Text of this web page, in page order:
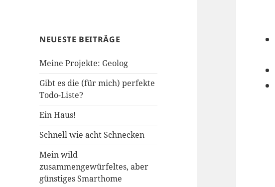
NEUESTE BEITRÄGE
Meine Projekte: Geolog
Gibt es die (für mich) perfekte
Todo-Liste?
Ein Haus!
Schnell wie acht Schnecken
Mein wild
zusammengewürfeltes, aber
günstiges Smarthome